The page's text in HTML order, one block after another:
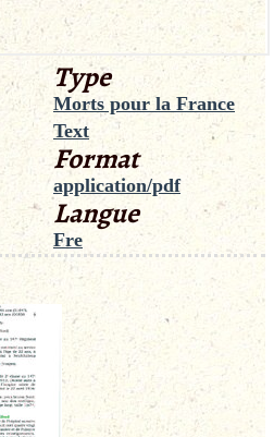
Type
Morts pour la France
Text
Format
application/pdf
Langue
Fre